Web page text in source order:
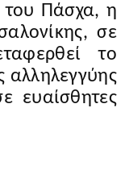
του Πάσχα, η
σε
το
αλληλεγγύης
ευαίσθητες